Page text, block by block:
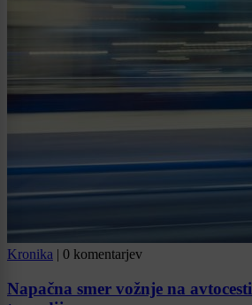
Kronika | 0 komentarjev
Napačna smer vožnje na